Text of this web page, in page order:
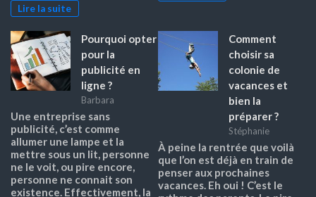
Lire la suite
Pourquoi opter
pour la
publicité en
ligne ?
Barbara
Une entreprise sans
publicité, c’est comme
allumer une lampe et la
mettre sous un lit, personne
ne le voit, ou pire encore,
personne ne connait son
existence. Effectivement, la
Comment
choisir sa
colonie de
vacances et
bien la
préparer ?
Stéphanie
À peine la rentrée que voilà
que l’on est déjà en train de
penser aux prochaines
vacances. Eh oui ! C’est le